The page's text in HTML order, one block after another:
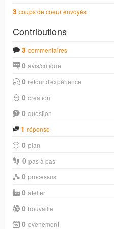
3 coups de coeur envoyés
Contributions
3 commentaires
0 avis/critique
0 retour d'expérience
0 création
0 question
1 réponse
0 plan
0 pas à pas
0 processus
0 atelier
0 trouvaille
0 evènement